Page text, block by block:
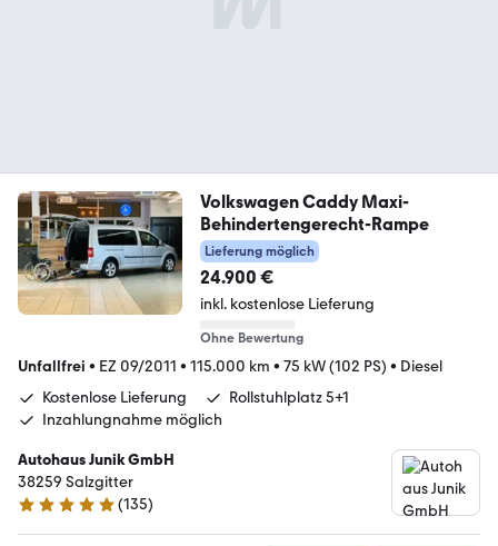
Volkswagen Caddy Maxi-
Behindertengerecht-Rampe
Lieferung möglich
24.900 €
inkl. kostenlose Lieferung
Ohne Bewertung
Unfallfrei • EZ 09/2011 • 115.000 km • 75 kW (102 PS) • Diesel
Kostenlose Lieferung
Rollstuhlplatz 5+1
Inzahlungnahme möglich
Autohaus Junik GmbH
38259 Salzgitter
4.9 Sterne
(135)